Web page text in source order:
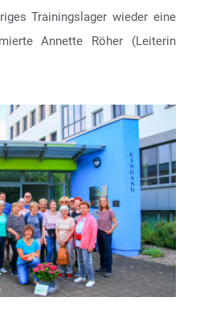
Trainingslager wieder eine
Annette Röher (Leiterin